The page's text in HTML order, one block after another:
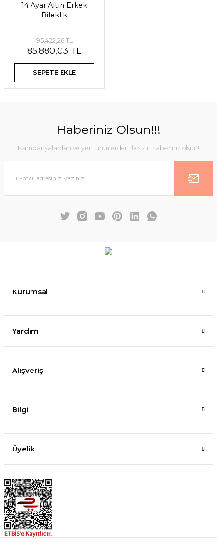
14 Ayar Altın Erkek
Bileklik
95.422,26 TL
85.880,03 TL
SEPETE EKLE
Haberiniz Olsun!!!
Kampanyalardan ve yeni ürünlerden ilk sizin haberiniz olsun!
Kurumsal
Yardım
Alışveriş
Bilgi
Üyelik